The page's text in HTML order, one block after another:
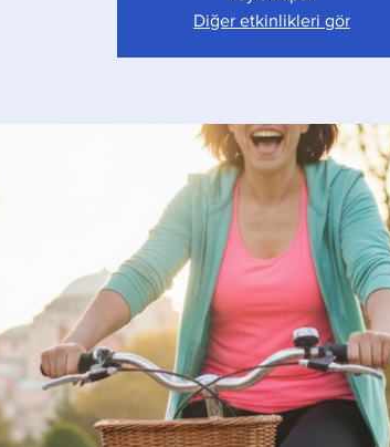
Diğer etkinlikleri gör